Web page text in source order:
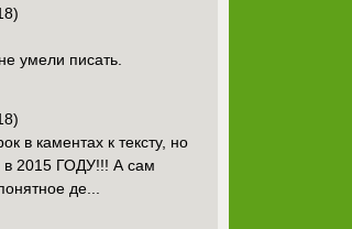
умели писать.
в каментах к тексту, но
в 2015 ГОДУ!!! А сам
де...